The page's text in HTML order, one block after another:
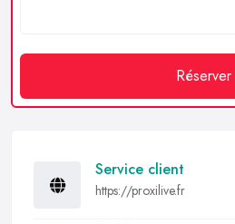
Réserver
Service client
https://proxilive.fr